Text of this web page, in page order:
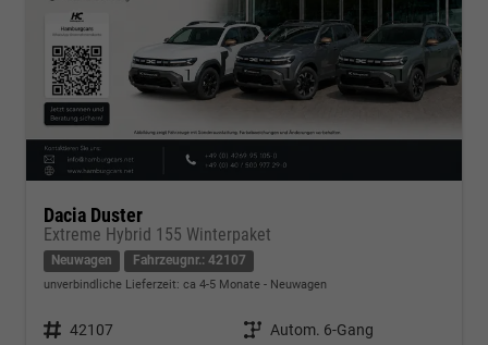
Dacia Duster
Extreme Hybrid 155 Winterpaket
Neuwagen Fahrzeugnr.: 42107
unverbindliche Lieferzeit: ca 4-5 Monate Neuwagen
Fahrzeugnr. 42107 Getriebe Autom. 6-Gang